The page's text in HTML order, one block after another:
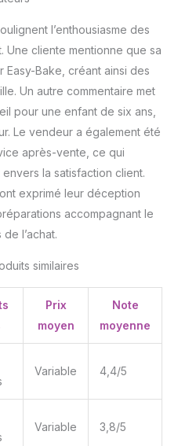
de la
peut être plein
magie et de
N'oubliez pas
la perfection n'est
nécessaire Ce four
amusant pour
est livré pré-
N'oubliez pas de
votre enfant
crée et cuit ses
friandises.
pour les
l’enthousiasme des
cliente mentionne que sa
Bake, créant ainsi des
Un autre commentaire met
pour une enfant de six ans,
Le vendeur a également été
après-vente, ce qui
la satisfaction client.
exprimé leur déception
accompagnant le
l’achat.
similaires
Prix
moyen
Note
moyenne
Variable 4,4/5
Variable 3,8/5